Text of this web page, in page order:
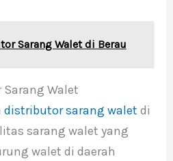
Sarang Walet di Berau
Walet
distributor sarang walet di
sarang walet yang
walet di daerah